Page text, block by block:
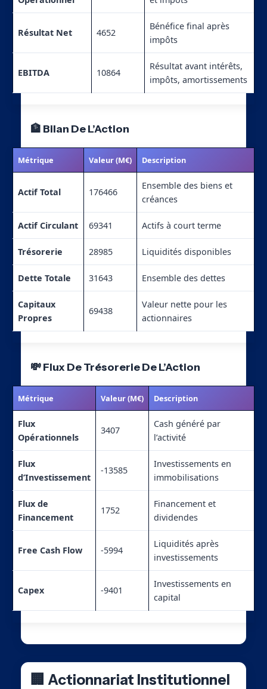
Résultat Net 4652
Bénéfice final après
impôts
EBITDA 10864
Résultat avant intérêts,
impôts, amortissements
🏦 Bilan De L’Action
Métrique Valeur (M€) Description
Actif Total 176466
Ensemble des biens et
créances
Actif Circulant 69341 Actifs à court terme
Trésorerie 28985 Liquidités disponibles
Dette Totale 31643 Ensemble des dettes
Capitaux
Propres
69438
Valeur nette pour les
actionnaires
💸 Flux De Trésorerie De L’Action
Métrique Valeur (M€) Description
Flux
Opérationnels
3407
Cash généré par
l’activité
Flux
d’Investissement
-13585
Investissements en
immobilisations
Flux de
Financement
1752
Financement et
dividendes
Free Cash Flow -5994
Liquidités après
investissements
Capex -9401
Investissements en
capital
🏢 Actionnariat Institutionnel